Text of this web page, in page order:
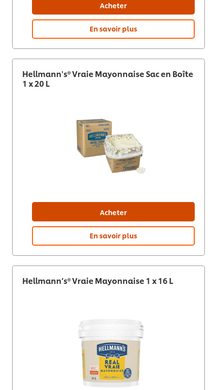
Acheter
En savoir plus
Hellmann's® Vraie Mayonnaise Sac en Boîte
1 x 20 L
Acheter
En savoir plus
Hellmann’s® Vraie Mayonnaise 1 x 16 L